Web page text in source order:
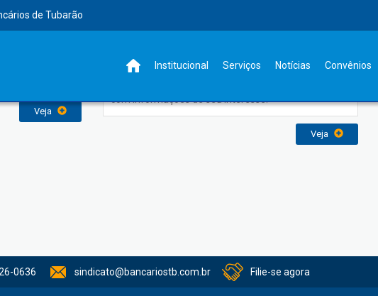
de Tubarão
Institucional Serviços Notícias Convênios
Veja
com informações de seu interesse.
Veja
0636 sindicato@bancariostb.com.br Filie-se agora